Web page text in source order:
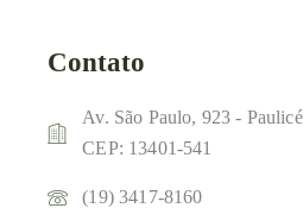
Contato
Av. São Paulo, 923 -
CEP: 13401-541
(19) 3417-8160